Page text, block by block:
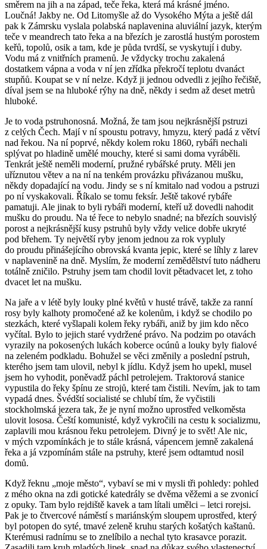
směrem na jih a na západ, teče řeka, která má krásné jméno.
Loučná! Jakby ne. Od Litomyšle až do Vysokého Mýta a ještě dál
pak k Zámrsku vyslala polabská naplavenina aluviální jazyk, kterým
teče v meandrech tato řeka a na březích je zarostlá hustým porostem
keřů, topolů, osik a tam, kde je půda tvrdší, se vyskytují i duby.
Vodu má z vnitřních pramenů. Je vždycky trochu zakalená
dostatkem vápna a voda v ní jen zřídka překročí teplotu dvanáct
stupňů. Koupat se v ní nelze. Když ji jednou odvedli z jejího řečiště,
díval jsem se na hluboké rýhy na dně, někdy i sedm až deset metrů
hluboké.
Je to voda pstruhonosná. Možná, že tam jsou nejkrásnější pstruzi
z celých Čech. Mají v ní spoustu potravy, hmyzu, který padá z větví
nad řekou. Na ní poprvé, někdy kolem roku 1860, rybáři nechali
splývat po hladině umělé mouchy, které si sami doma vyráběli.
Tenkrát ještě neměli moderní, pružné rybářské pruty. Měli jen
uříznutou větev a na ní na tenkém provázku přivázanou mušku,
někdy dopadající na vodu. Jindy se s ní kmitalo nad vodou a pstruzi
po ní vyskakovali. Říkalo se tomu feksír. Ještě takové rybáře
pamatuji. Ale jinak to byli rybáři moderní, kteří už dovedli nahodit
mušku do proudu. Na té řece to nebylo snadné; na březích souvislý
porost a nejkrásnější kusy pstruhů byly vždy velice dobře ukryté
pod břehem. Ty největší ryby jenom jednou za rok vypluly
do proudu přinášejícího obrovská kvanta jepic, které se líhly z larev
v naplavenině na dně. Myslím, že moderní zemědělství tuto nádheru
totálně zničilo. Pstruhy jsem tam chodil lovit pětadvacet let, z toho
dvacet let na mušku.
Na jaře a v létě byly louky plné květů v husté trávě, takže za ranní
rosy byly kalhoty promočené až ke kolenům, i když se chodilo po
stezkách, které vyšlapali kolem řeky rybáři, aniž by jim kdo něco
vyčítal. Bylo to jejich staré vydržené právo. Na podzim po otavách
vyrazily na pokosených lukách koberce ocúnů a louky byly fialové
na zeleném podkladu. Bohužel se věci změnily a poslední pstruh,
kterého jsem tam ulovil, nebyl k jídlu. Když jsem ho upekl, musel
jsem ho vyhodit, poněvadž páchl petrolejem. Traktorová stanice
vypustila do řeky špínu ze strojů, které tam čistili. Nevím, jak to tam
vypadá dnes. Švédští socialisté se chlubí tím, že vyčistili
stockholmská jezera tak, že je nyní možno uprostřed velkoměsta
ulovit lososa. Čeští komunisté, když vykročili na cestu k socializmu,
zaplavili mou krásnou řeku petrolejem. Divný je to svět! Ale nic,
v mých vzpomínkách je to stále krásná, vápencem jemně zakalená
řeka a já vzpomínám stále na pstruhy, které jsem odtamtud nosil
domů.
Když řeknu „moje město“, vybaví se mi v mysli tři pohledy: pohled
z mého okna na zdi gotické katedrály se dvěma věžemi a se zvonicí
z opuky. Tam bylo rejdiště kavek a tam lítali umělci – letci rorejsi.
Pak je to čtvercové náměstí s mariánským sloupem uprostřed, který
byl potopen do syté, tmavé zeleně kruhu starých košatých kaštanů.
Kterémusi radnímu se to znelíbilo a nechal tyto krasavce porazit.